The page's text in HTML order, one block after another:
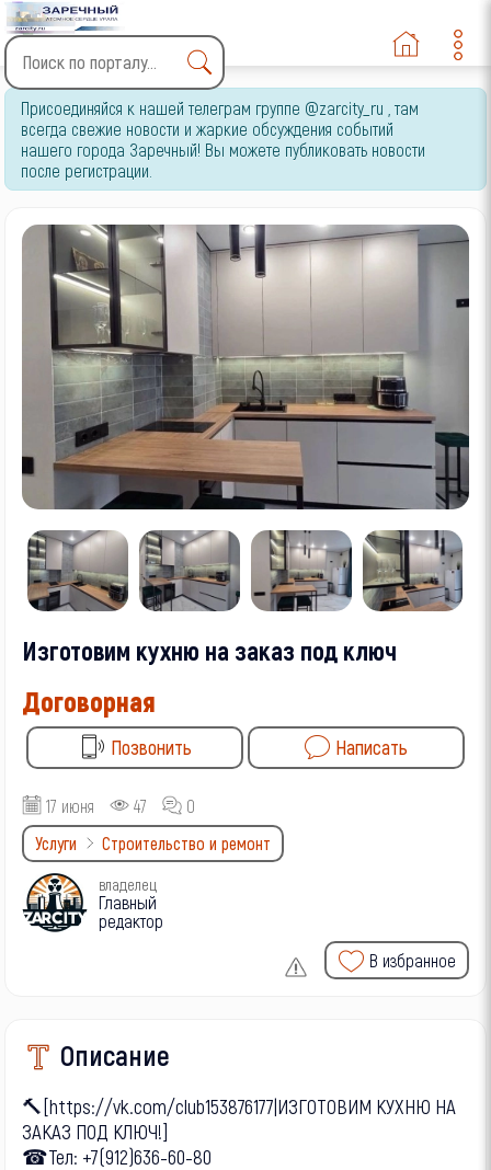
Type 2 or more characters
for results.
Присоединяйся к нашей телеграм группе @zarcity_ru , там
всегда свежие новости и жаркие обсуждения событий
нашего города Заречный! Вы можете публиковать новости
после регистрации.
Изготовим кухню на заказ под ключ
Договорная
Позвонить Написать
17 июня 47
0
Услуги
Строительство и ремонт
владелец
Главный
редактор
В избранное
Описание
🔨[https://vk.com/club153876177|ИЗГОТОВИМ КУХНЮ НА
ЗАКАЗ ПОД КЛЮЧ!]
☎Тел: +7(912)636-60-80